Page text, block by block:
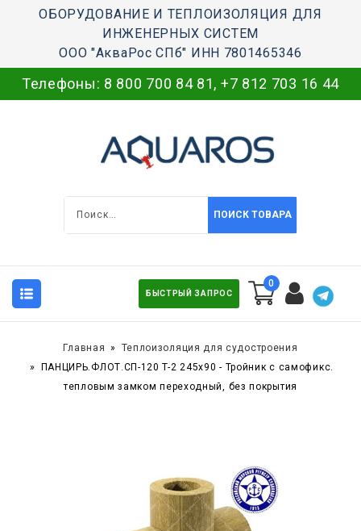
ОБОРУДОВАНИЕ И ТЕПЛОИЗОЛЯЦИЯ ДЛЯ
ИНЖЕНЕРНЫХ СИСТЕМ
ООО "АкваРос СПб" ИНН 7801465346
Телефоны: 8 800 700 84 81, +7 812 703 16 44
ПОИСК ТОВАРА
БЫСТРЫЙ ЗАПРОС
0
Главная
Теплоизоляция для судостроения
ПАНЦИРЬ.ФЛОТ.СП-120 T-2 245x90 - Тройник c самофикс.
тепловым замком переходный, без покрытия